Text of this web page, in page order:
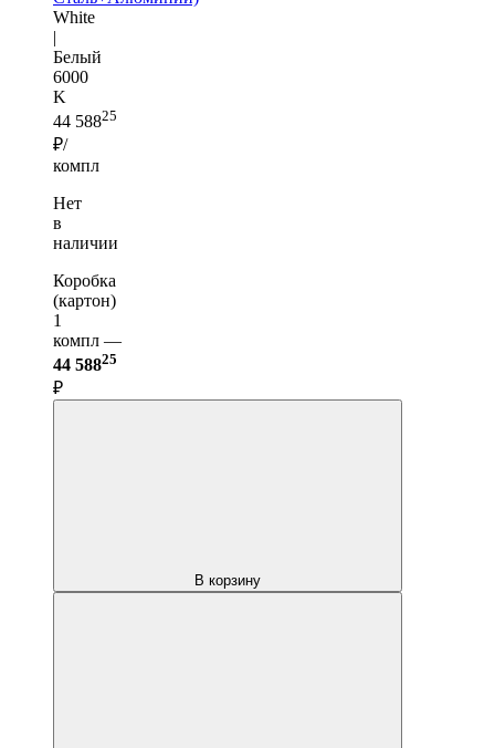
White
|
Белый
6000
K
44 58825
₽/
компл
Нет
в
наличии
Коробка
(картон)
1
компл —
44 58825
₽
В корзину